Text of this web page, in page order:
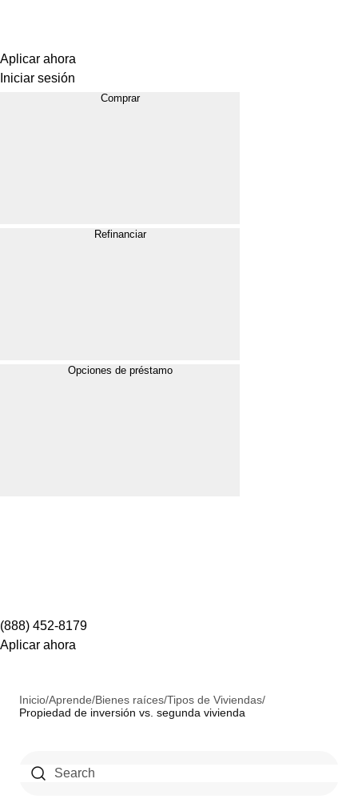
Aplicar ahora
Iniciar sesión
Comprar
Refinanciar
Opciones de préstamo
(888) 452-8179
Aplicar ahora
Inicio/Aprende/Bienes raíces/Tipos de Viviendas/
Propiedad de inversión vs. segunda vivienda